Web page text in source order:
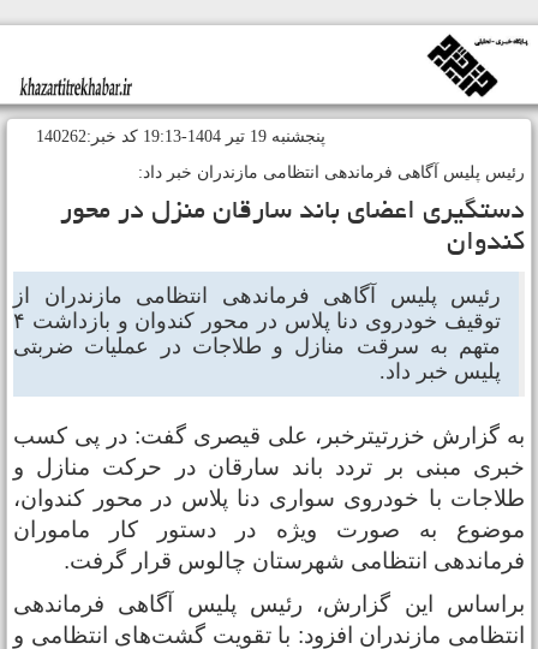
پنجشنبه 19 تير 1404-19:13 کد خبر:140262
پلیس آگاهی فرماندهی انتظامی مازندران خبر داد:
اعضای باند سارقان منزل در محور
رئیس پلیس آگاهی فرماندهی انتظامی مازندران از
توقیف خودروی دنا پلاس در محور کندوان و بازداشت ۴
متهم به سرقت منازل و طلاجات در عملیات ضربتی
پلیس خبر داد.
گزارش خزرتیترخبر، علی قیصری گفت: در پی کسب
مبنی بر تردد باند سارقان در حرکت منازل و
با خودروی سواری دنا پلاس در محور کندوان،
به صورت ویژه در دستور کار ماموران
انتظامی شهرستان چالوس قرار گرفت.
این گزارش، رئیس پلیس آگاهی فرماندهی
مازندران افزود: با تقویت گشت‌های انتظامی و